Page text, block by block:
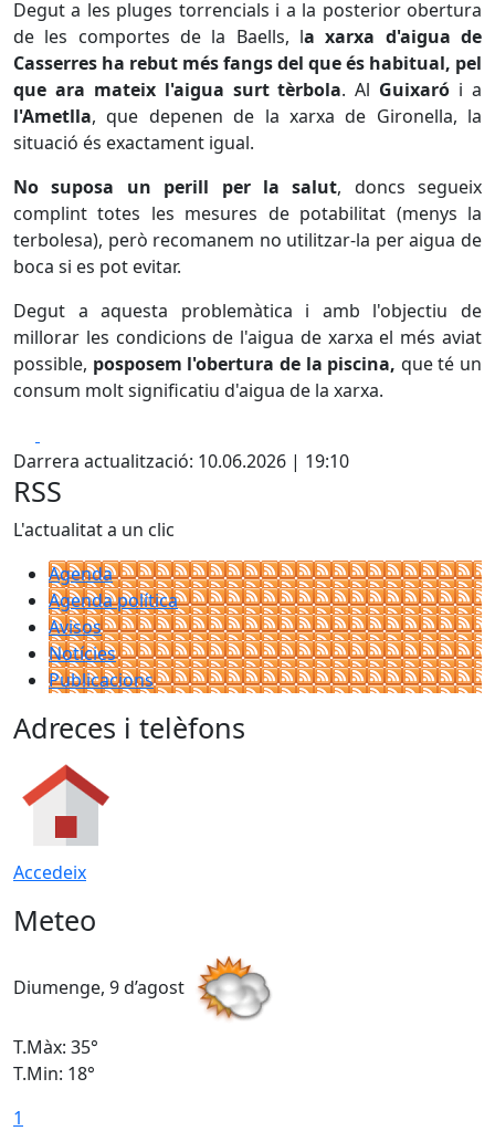
Degut a les pluges torrencials i a la posterior obertura
de les comportes de la Baells, la xarxa d'aigua de
Casserres ha rebut més fangs del que és habitual, pel
que ara mateix l'aigua surt tèrbola. Al Guixaró i a
l'Ametlla, que depenen de la xarxa de Gironella, la
situació és exactament igual.
No suposa un perill per la salut, doncs segueix
complint totes les mesures de potabilitat (menys la
terbolesa), però recomanem no utilitzar-la per aigua de
boca si es pot evitar.
Degut a aquesta problemàtica i amb l'objectiu de
millorar les condicions de l'aigua de xarxa el més aviat
possible, posposem l'obertura de la piscina, que té un
consum molt significatiu d'aigua de la xarxa.
Darrera actualització: 10.06.2026 | 19:10
RSS
L'actualitat a un clic
Agenda
Agenda política
Avisos
Notícies
Publicacions
Adreces i telèfons
Accedeix
Meteo
Diumenge, 9 d’agost
T.Màx: 35°
T.Min: 18°
1